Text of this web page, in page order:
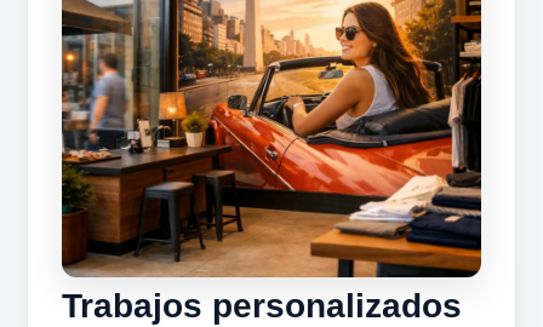
Trabajos personalizados